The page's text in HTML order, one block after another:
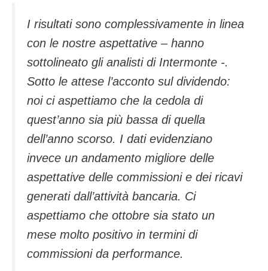
I risultati sono complessivamente in linea
con le nostre aspettative – hanno
sottolineato gli analisti di Intermonte -.
Sotto le attese l’acconto sul dividendo:
noi ci aspettiamo che la cedola di
quest’anno sia più bassa di quella
dell’anno scorso. I dati evidenziano
invece un andamento migliore delle
aspettative delle commissioni e dei ricavi
generati dall’attività bancaria. Ci
aspettiamo che ottobre sia stato un
mese molto positivo in termini di
commissioni da performance.